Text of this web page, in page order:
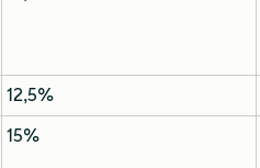
12,5%
15%